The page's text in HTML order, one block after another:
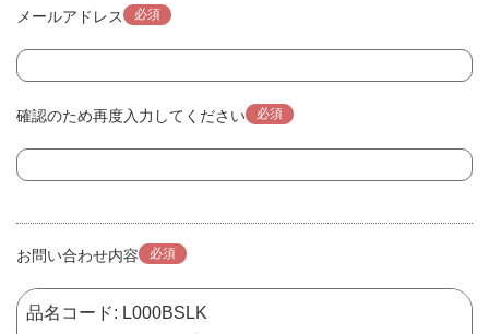
メールアドレス 必須
確認のため再度入力してください 必須
お問い合わせ内容 必須